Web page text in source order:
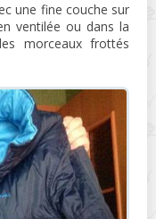
une fine couche sur
ventilée ou dans la
morceaux frottés